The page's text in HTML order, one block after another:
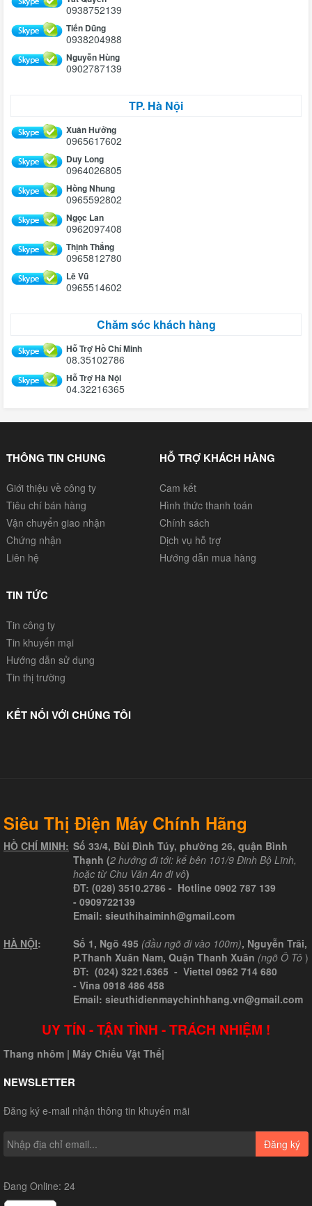
0938752139
Tiến Dũng
0938204988
Nguyễn Hùng
0902787139
TP. Hà Nội
Xuân Hưởng
0965617602
Duy Long
0964026805
Hồng Nhung
0965592802
Ngọc Lan
0962097408
Thịnh Thắng
0965812780
Lê Vũ
0965514602
Chăm sóc khách hàng
Hỗ Trợ Hồ Chí Minh
08.35102786
Hỗ Trợ Hà Nội
04.32216365
THÔNG TIN CHUNG
Giới thiệu về công ty
Tiêu chí bán hàng
Vận chuyển giao nhận
Chứng nhận
Liên hệ
HỖ TRỢ KHÁCH HÀNG
Cam kết
Hình thức thanh toán
Chính sách
Dịch vụ hỗ trợ
Hướng dẫn mua hàng
TIN TỨC
Tin công ty
Tin khuyến mại
Hướng dẫn sử dụng
Tin thị trường
KẾT NỐI VỚI CHÚNG TÔI
Siêu Thị Điện Máy Chính Hãng
HỒ CHÍ MINH: Số 33/4, Bùi Đình Túy, phường 26, quận Bình
Thạnh (2 hướng đi tới: kế bên 101/9 Đinh Bộ Lĩnh,
hoặc từ Chu Văn An đi vô)
ĐT: (028) 3510.2786 - Hotline 0902 787 139
- 0909722139
Email: sieuthihaiminh@gmail.com
HÀ NỘI: Số 1, Ngõ 495 (đầu ngõ đi vào 100m), Nguyễn Trãi,
P.Thanh Xuân Nam, Quận Thanh Xuân (ngõ Ô Tô )
ĐT: (024) 3221.6365 - Viettel 0962 714 680
- Vina 0918 486 458
Email: sieuthidienmaychinhhang.vn@gmail.com
UY TÍN - TẬN TÌNH - TRÁCH NHIỆM !
Thang nhôm | Máy Chiếu Vật Thể|
NEWSLETTER
Đăng ký e-mail nhận thông tin khuyến mãi
Đăng ký
Đang Online: 24